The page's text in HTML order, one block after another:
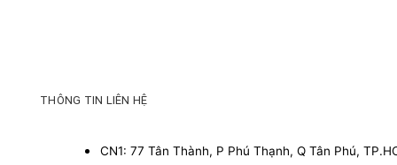
THÔNG TIN LIÊN HỆ
CN1: 77 Tân Thành, P Phú Thạnh, Q Tân Phú,